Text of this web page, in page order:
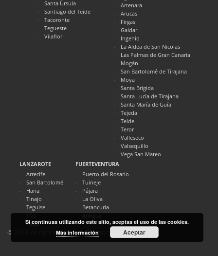
Santa Úrsula
Santiago del Teide
Tacoronte
Tegueste
Vilaflor
Artenara
Arucas
Firgas
Galdar
Ingenio
La Aldea de San Nicolas
Las Palmas de Gran Canaria
Mogán
San Bartolomé de Tirajana
Moya
Santa Brigida
Santa Lucía de Tirajana
Santa María de Guía
Tejeda
Telde
Teror
Valleseco
Valsequillo
Vega San Mateo
LANZAROTE
Arrecife
San Bartolomé
Haria
Tinajo
Teguise
Tías
Yaiza
FUERTEVENTURA
Puerto del Rosario
Tuineje
Pájara
La Oliva
Betancuria
Antigua
© 2018. All rights reserved. Directocanarias.com
Si continuas utilizando este sitio, aceptas el uso de las cookies.
Más información
Aceptar